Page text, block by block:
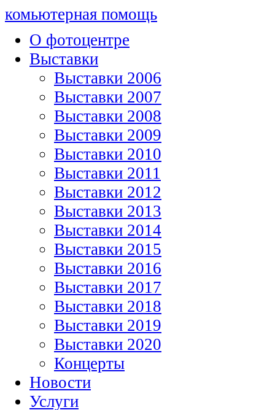
комьютерная помощь
О фотоцентре
Выставки
Выставки 2006
Выставки 2007
Выставки 2008
Выставки 2009
Выставки 2010
Выставки 2011
Выставки 2012
Выставки 2013
Выставки 2014
Выставки 2015
Выставки 2016
Выставки 2017
Выставки 2018
Выставки 2019
Выставки 2020
Концерты
Новости
Услуги